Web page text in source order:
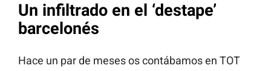
Un infiltrado en el ‘destape’
barcelonés
Hace un par de meses os contábamos en TOT